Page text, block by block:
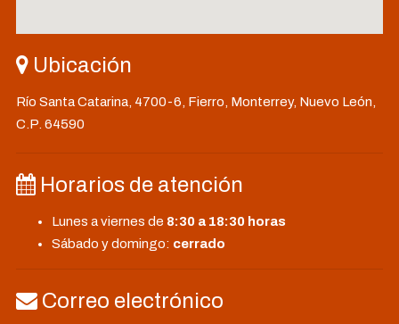
Ubicación
Río Santa Catarina, 4700-6, Fierro, Monterrey, Nuevo León,
C.P. 64590
Horarios de atención
Lunes a viernes de 8:30 a 18:30 horas
Sábado y domingo: cerrado
Correo electrónico